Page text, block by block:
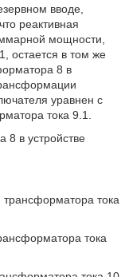
вводе,
реактивная
мощности,
остается в том же
8 в
уравнен с
тока 9.1.
8 в устройстве
тока
тока